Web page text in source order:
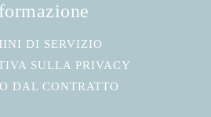
DI SERVIZIO
SULLA PRIVACY
DAL CONTRATTO